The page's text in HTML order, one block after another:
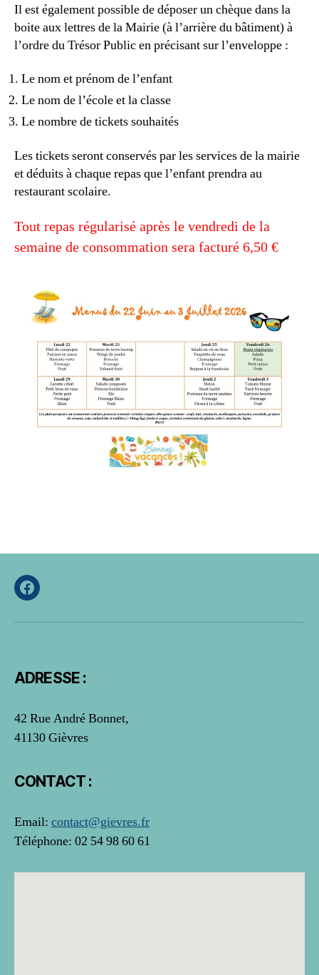
Il est également possible de déposer un chèque dans la
boite aux lettres de la Mairie (à l’arrière du bâtiment) à
l’ordre du Trésor Public en précisant sur l’enveloppe :
Le nom et prénom de l’enfant
Le nom de l’école et la classe
Le nombre de tickets souhaités
Les tickets seront conservés par les services de la mairie
et déduits à chaque repas que l’enfant prendra au
restaurant scolaire.
Tout repas régularisé après le vendredi de la
semaine de consommation sera facturé 6,50 €
Facebook
ADRESSE :
42 Rue André Bonnet,
41130 Gièvres
CONTACT :
Email: contact@gievres.fr
Téléphone: 02 54 98 60 61